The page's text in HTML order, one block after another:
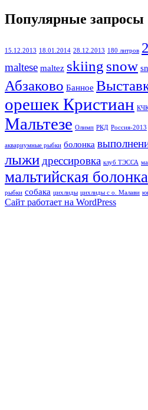
Популярные запросы
15.12.2013 18.01.2014 28.12.2013 180 литров
maltese maltez skiing snow
Абзаково Банное
орешек Кристиан
Мальтезе Олимп РКД Россия-2013
аквариумные рыбки болонка
лыжидрессировка клуб ТЭССА
мальтийская болонка
рыбки собака цихлиды цихлиды с о. Малави
Сайт работает на WordPress